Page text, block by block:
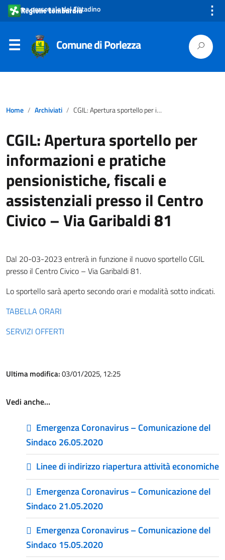
Area personale del Cittadino ⋮
Comune di Porlezza
Home Archiviati CGIL: Apertura sportello per informazioni e pratiche pensionistiche, fiscali e assistenziali presso il Centro Civico – Via Garibaldi 81
CGIL: Apertura sportello per
informazioni e pratiche
pensionistiche, fiscali e
assistenziali presso il Centro
Civico – Via Garibaldi 81
Dal 20-03-2023 entrerà in funzione il nuovo sportello CGIL
presso il Centro Civico – Via Garibaldi 81.
Lo sportello sarà aperto secondo orari e modalità sotto indicati.
TABELLA ORARI
SERVIZI OFFERTI
Ultima modifica:03/01/2025, 12:25
Vedi anche…
Emergenza Coronavirus – Comunicazione del
Sindaco 26.05.2020
Linee di indirizzo riapertura attività economiche
Emergenza Coronavirus – Comunicazione del
Sindaco 21.05.2020
Emergenza Coronavirus – Comunicazione del
Sindaco 15.05.2020